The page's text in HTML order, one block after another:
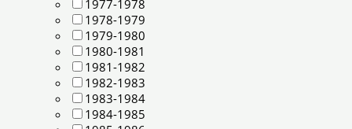
1977-1978
1978-1979
1979-1980
1980-1981
1981-1982
1982-1983
1983-1984
1984-1985